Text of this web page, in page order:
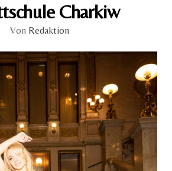
Charkiw
Von Redaktion